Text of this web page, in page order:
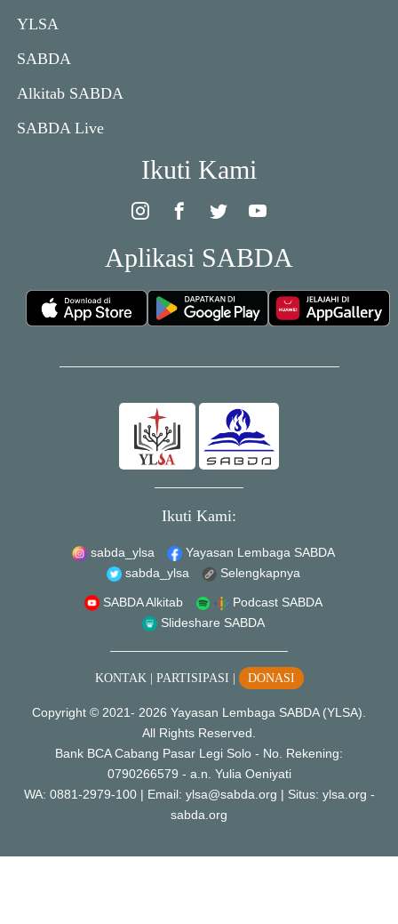
YLSA
SABDA
Alkitab SABDA
SABDA Live
Ikuti Kami
Aplikasi SABDA
Ikuti Kami:
sabda_ylsa
Yayasan Lembaga SABDA
sabda_ylsa
Selengkapnya
SABDA Alkitab
Podcast SABDA
Slideshare SABDA
KONTAK PARTISIPASI DONASI
Copyright © 2021- 2026 Yayasan Lembaga SABDA (YLSA).
All Rights Reserved.
Bank BCA Cabang Pasar Legi Solo - No. Rekening:
0790266579 - a.n. Yulia Oeniyati
WA: 0881-2979-100| Email: ylsa@sabda.org | Situs: ylsa.org -
sabda.org